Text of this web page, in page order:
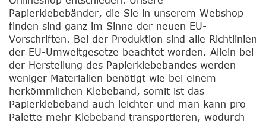
Papierklebebänder, die Sie in unserem Webshop
finden sind ganz im Sinne der neuen EU-
Vorschriften. Bei der Produktion sind alle Richtlinien
der EU-Umweltgesetze beachtet worden. Allein bei
der Herstellung des Papierklebebandes werden
weniger Materialien benötigt wie bei einem
herkömmlichen Klebeband, somit ist das
Papierklebeband auch leichter und man kann pro
Palette mehr Klebeband transportieren, wodurch